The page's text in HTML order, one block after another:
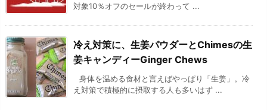
対象10％オフのセールが終わって ...
冷え対策に、生姜パウダーとChimesの生
姜キャンディーGinger Chews
身体を温める食材と言えばやっぱり「生姜」。冷
え対策で積極的に摂取する人も多いはず ...